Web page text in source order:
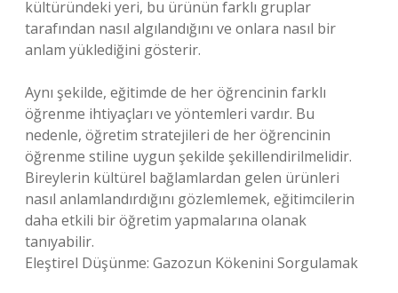
kültüründeki yeri, bu ürünün farklı gruplar
tarafından nasıl algılandığını ve onlara nasıl bir
anlam yüklediğini gösterir.
Aynı şekilde, eğitimde de her öğrencinin farklı
öğrenme ihtiyaçları ve yöntemleri vardır. Bu
nedenle, öğretim stratejileri de her öğrencinin
öğrenme stiline uygun şekilde şekillendirilmelidir.
Bireylerin kültürel bağlamlardan gelen ürünleri
nasıl anlamlandırdığını gözlemlemek, eğitimcilerin
daha etkili bir öğretim yapmalarına olanak
tanıyabilir.
Eleştirel Düşünme: Gazozun Kökenini Sorgulamak